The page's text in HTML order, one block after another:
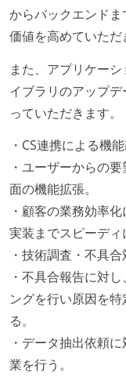
からバックエンド
価値を高めていただ
また、アプリケー
イブラリのアップ
っていただきます。
・CS連携による機
・ユーザーからの
面の機能拡張。
・顧客の業務効率
実装までスピーディ
・技術調査・不具
・不具合報告に対
ングを行い原因を
る。
・データ抽出依頼
業を行う。